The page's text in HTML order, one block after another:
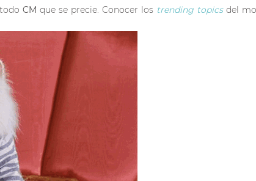
CM que se precie. Conocer los trending topics del